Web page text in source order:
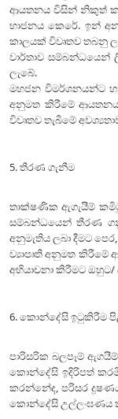
ආයතනය විසින් නිකුත්
භාජනය කෙරේ. ඉන්
කාලයක් විවෘතව තබනු
වාර්තාව සම්බන්ධයෙන්
ලැබේ.
මහජන විමර්ශනයන්ට හා
අනුමත කිරීමේ
විවෘතව තැබීමේ
5. තීරණ ගැනීම
තාක්ෂණික ඇගැයීම්
සම්බන්ධයෙන් තීරණ
අනුමැතිය ලබා දීමට
ව්‍යාපෘති අනුමත කිරීමේ
අභියාචනා කිරීමට
6. කොන්දේසි ඉටුකිරීම
පාරිසරික බලපෑම්
කොන්දේසි ඉදිරිපත්
කරන්නේද, පරිසර
කොන්දේසි උල්ලංඝණය